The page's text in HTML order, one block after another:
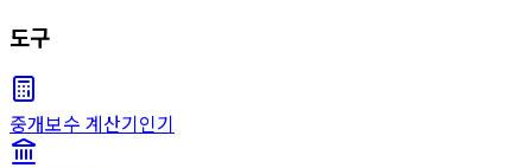
도구
중개보수 계산기인기